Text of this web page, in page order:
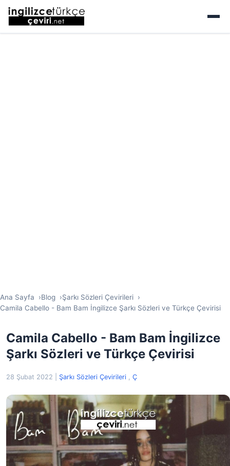
Ana Sayfa Blog
Şarkı Sözleri Çevirileri
Camila Cabello - Bam Bam İngilizce Şarkı Sözleri ve Türkçe Çevirisi
Camila Cabello - Bam Bam İngilizce
Şarkı Sözleri ve Türkçe Çevirisi
28 Şubat 2022 Şarkı Sözleri Çevirileri , Ç